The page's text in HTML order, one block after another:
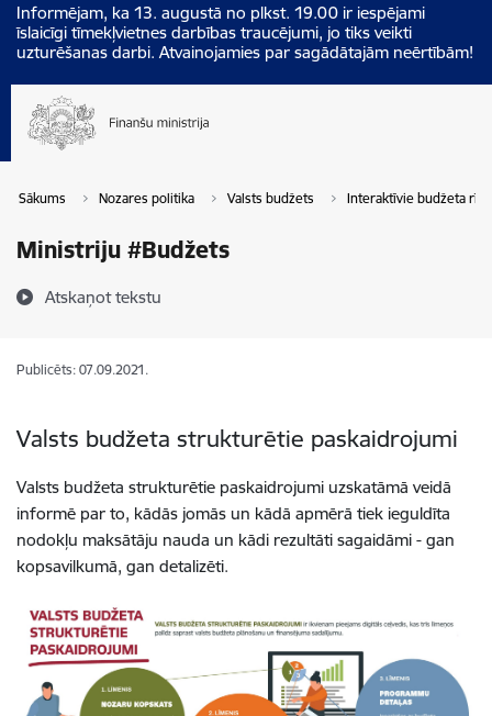
Informējam, ka 13. augustā no plkst. 19.00 ir iespējami
īslaicīgi tīmekļvietnes darbības traucējumi, jo tiks veikti
uzturēšanas darbi. Atvainojamies par sagādātajām neērtībām!
Sākums Nozares politika Valsts budžets Interaktīvie budžeta rīki
Ministriju #Budžets
Atskaņot tekstu
Publicēts: 07.09.2021.
Valsts budžeta strukturētie paskaidrojumi
Valsts budžeta strukturētie paskaidrojumi uzskatāmā veidā
informē par to, kādās jomās un kādā apmērā tiek ieguldīta
nodokļu maksātāju nauda un kādi rezultāti sagaidāmi - gan
kopsavilkumā, gan detalizēti.